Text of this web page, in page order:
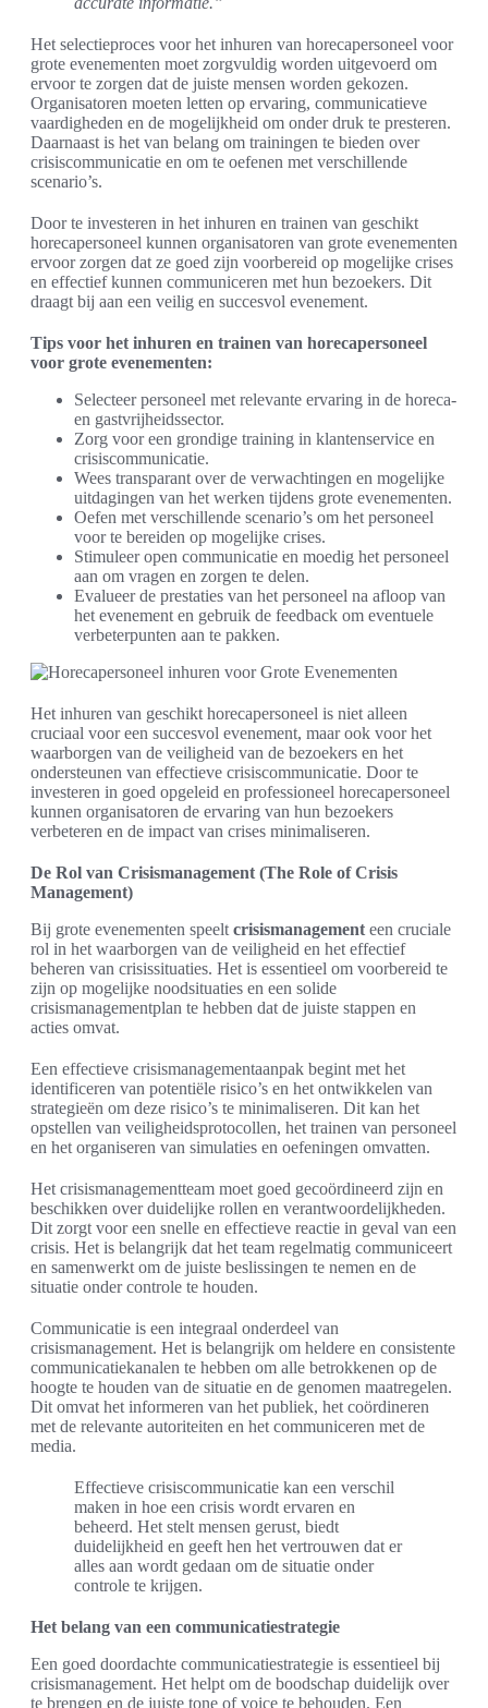
Het selectieproces voor het inhuren van horecapersoneel voor
grote evenementen moet zorgvuldig worden uitgevoerd om
ervoor te zorgen dat de juiste mensen worden gekozen.
Organisatoren moeten letten op ervaring, communicatieve
vaardigheden en de mogelijkheid om onder druk te presteren.
Daarnaast is het van belang om trainingen te bieden over
crisiscommunicatie en om te oefenen met verschillende
scenario’s.
Door te investeren in het inhuren en trainen van geschikt
horecapersoneel kunnen organisatoren van grote evenementen
ervoor zorgen dat ze goed zijn voorbereid op mogelijke crises
en effectief kunnen communiceren met hun bezoekers. Dit
draagt bij aan een veilig en succesvol evenement.
Tips voor het inhuren en trainen van horecapersoneel
voor grote evenementen:
Selecteer personeel met relevante ervaring in de horeca-
en gastvrijheidssector.
Zorg voor een grondige training in klantenservice en
crisiscommunicatie.
Wees transparant over de verwachtingen en mogelijke
uitdagingen van het werken tijdens grote evenementen.
Oefen met verschillende scenario’s om het personeel
voor te bereiden op mogelijke crises.
Stimuleer open communicatie en moedig het personeel
aan om vragen en zorgen te delen.
Evalueer de prestaties van het personeel na afloop van
het evenement en gebruik de feedback om eventuele
verbeterpunten aan te pakken.
Het inhuren van geschikt horecapersoneel is niet alleen
cruciaal voor een succesvol evenement, maar ook voor het
waarborgen van de veiligheid van de bezoekers en het
ondersteunen van effectieve crisiscommunicatie. Door te
investeren in goed opgeleid en professioneel horecapersoneel
kunnen organisatoren de ervaring van hun bezoekers
verbeteren en de impact van crises minimaliseren.
De Rol van Crisismanagement (The Role of Crisis
Management)
Bij grote evenementen speelt crisismanagement een cruciale
rol in het waarborgen van de veiligheid en het effectief
beheren van crisissituaties. Het is essentieel om voorbereid te
zijn op mogelijke noodsituaties en een solide
crisismanagementplan te hebben dat de juiste stappen en
acties omvat.
Een effectieve crisismanagementaanpak begint met het
identificeren van potentiële risico’s en het ontwikkelen van
strategieën om deze risico’s te minimaliseren. Dit kan het
opstellen van veiligheidsprotocollen, het trainen van personeel
en het organiseren van simulaties en oefeningen omvatten.
Het crisismanagementteam moet goed gecoördineerd zijn en
beschikken over duidelijke rollen en verantwoordelijkheden.
Dit zorgt voor een snelle en effectieve reactie in geval van een
crisis. Het is belangrijk dat het team regelmatig communiceert
en samenwerkt om de juiste beslissingen te nemen en de
situatie onder controle te houden.
Communicatie is een integraal onderdeel van
crisismanagement. Het is belangrijk om heldere en consistente
communicatiekanalen te hebben om alle betrokkenen op de
hoogte te houden van de situatie en de genomen maatregelen.
Dit omvat het informeren van het publiek, het coördineren
met de relevante autoriteiten en het communiceren met de
media.
Effectieve crisiscommunicatie kan een verschil
maken in hoe een crisis wordt ervaren en
beheerd. Het stelt mensen gerust, biedt
duidelijkheid en geeft hen het vertrouwen dat er
alles aan wordt gedaan om de situatie onder
controle te krijgen.
Het belang van een communicatiestrategie
Een goed doordachte communicatiestrategie is essentieel bij
crisismanagement. Het helpt om de boodschap duidelijk over
te brengen en de juiste tone of voice te behouden. Een